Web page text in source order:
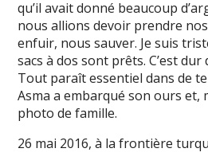
qu’il avait donné beaucoup
nous allions devoir prendre
enfuir, nous sauver. Je suis
sacs à dos sont prêts. C’est
Tout paraît essentiel dans de
Asma a embarqué son ours et,
photo de famille.
26 mai 2016, à la frontière